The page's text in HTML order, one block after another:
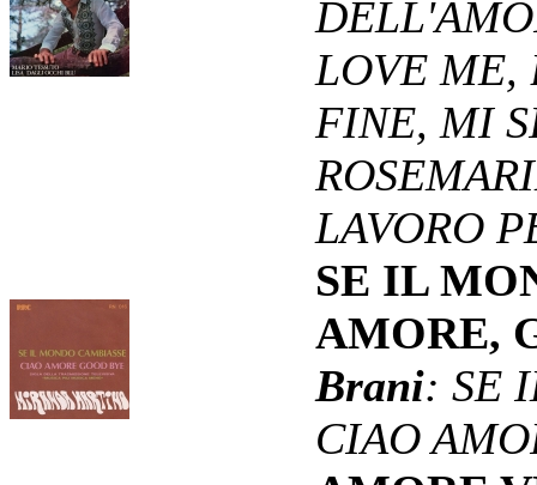
LOVE ME,
FINE, MI
LAVORO
SE IL
AMORE,
Brani: SE
CIAO